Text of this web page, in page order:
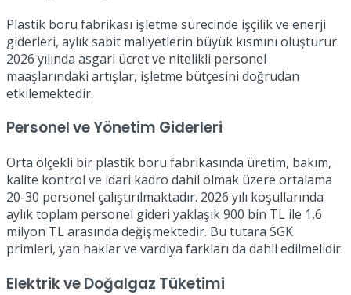
Plastik boru fabrikası işletme sürecinde işçilik ve enerji
giderleri, aylık sabit maliyetlerin büyük kısmını oluşturur.
2026 yılında asgari ücret ve nitelikli personel
maaşlarındaki artışlar, işletme bütçesini doğrudan
etkilemektedir.
Personel ve Yönetim Giderleri
Orta ölçekli bir plastik boru fabrikasında üretim, bakım,
kalite kontrol ve idari kadro dahil olmak üzere ortalama
20-30 personel çalıştırılmaktadır. 2026 yılı koşullarında
aylık toplam personel gideri yaklaşık 900 bin TL ile 1,6
milyon TL arasında değişmektedir. Bu tutara SGK
primleri, yan haklar ve vardiya farkları da dahil edilmelidir.
Elektrik ve Doğalgaz Tüketimi